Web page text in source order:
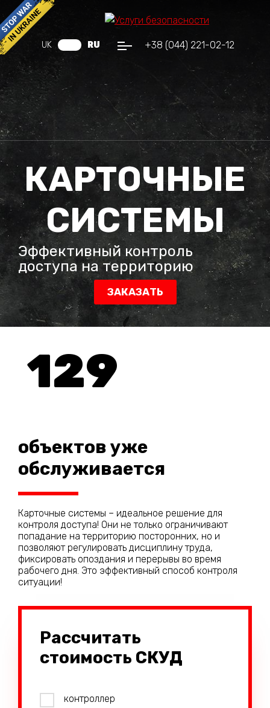
+38 (044) 221-02-12
UK RU
КАРТОЧНЫЕ
СИСТЕМЫ
Эффективный контроль
доступа на территорию
ЗАКАЗАТЬ
129
объектов уже
обслуживается
Карточные системы – идеальное решение для
контроля доступа! Они не только ограничивают
попадание на территорию посторонних, но и
позволяют регулировать дисциплину труда,
фиксировать опоздания и перерывы во время
рабочего дня. Это эффективный способ контроля
ситуации!
Рассчитать
стоимость СКУД
контроллер